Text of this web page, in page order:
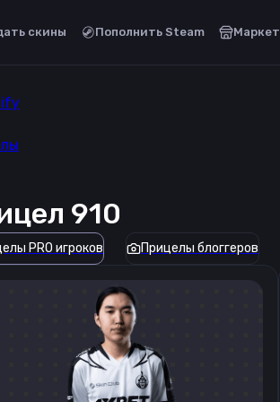
скины Пополнить Steam Маркет
910
PRO игроков Прицелы блоггеров